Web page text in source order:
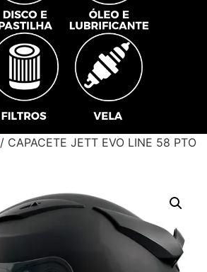
/ CAPACETE JETT EVO LINE 58 PTO